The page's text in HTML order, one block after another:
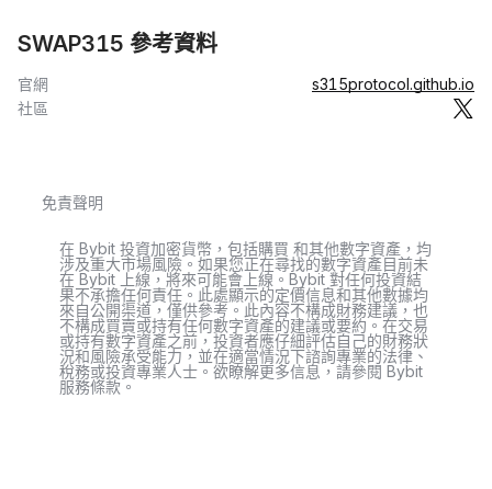
SWAP315 參考資料
官網
s315protocol.github.io
社區
免責聲明
在 Bybit 投資加密貨幣，包括購買 和其他數字資產，均
涉及重大市場風險。如果您正在尋找的數字資產目前未
在 Bybit 上線，將來可能會上線。Bybit 對任何投資結
果不承擔任何責任。此處顯示的定價信息和其他數據均
來自公開渠道，僅供參考。此內容不構成財務建議，也
不構成買賣或持有任何數字資產的建議或要約。在交易
或持有數字資產之前，投資者應仔細評估自己的財務狀
況和風險承受能力，並在適當情況下諮詢專業的法律、
稅務或投資專業人士。欲瞭解更多信息，請參閱 Bybit
服務條款。